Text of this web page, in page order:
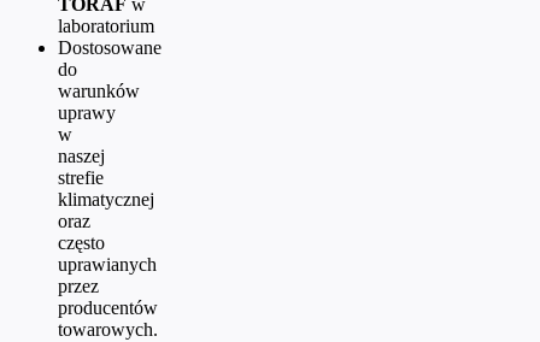
TORAF w
laboratorium
Dostosowane
do
warunków
uprawy
w
naszej
strefie
klimatycznej
oraz
często
uprawianych
przez
producentów
towarowych.